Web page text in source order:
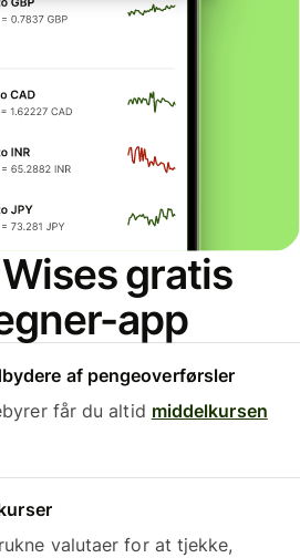
gratis
app
af pengeoverførsler
får du altid middelkursen
valutaer for at tjekke,